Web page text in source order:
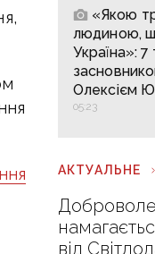
«Якою
людиною,
Україна»:
Олексієм
05:23
АКТУАЛЬНЕ
від